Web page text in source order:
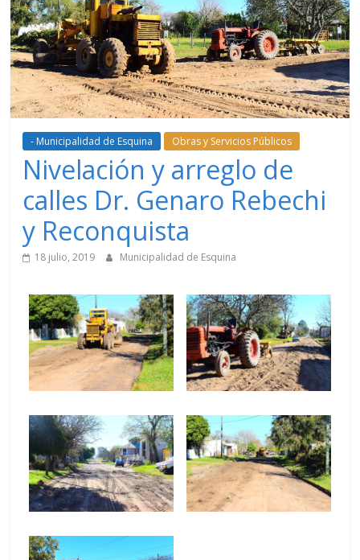
- Municipalidad de Esquina Obras y Servicios Públicos
Nivelación y arreglo de
calles Dr. Genaro Rebechi
y Reconquista
18 julio, 2019 Municipalidad de Esquina